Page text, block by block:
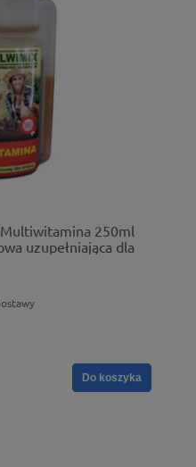
250ml
uzupełniająca dla
Do koszyka